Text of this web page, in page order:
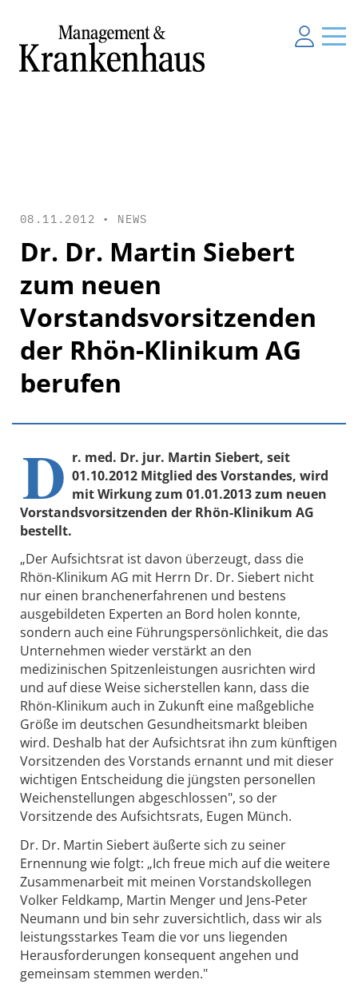
08.11.2012 • NEWS
Dr. Dr. Martin Siebert
zum neuen
Vorstandsvorsitzenden
der Rhön-Klinikum AG
berufen
D r. med. Dr. jur. Martin Siebert, seit
01.10.2012 Mitglied des Vorstandes, wird
mit Wirkung zum 01.01.2013 zum neuen
Vorstandsvorsitzenden der Rhön-Klinikum AG
bestellt.
„Der Aufsichtsrat ist davon überzeugt, dass die
Rhön-Klinikum AG mit Herrn Dr. Dr. Siebert nicht
nur einen branchenerfahrenen und bestens
ausgebildeten Experten an Bord holen konnte,
sondern auch eine Führungspersönlichkeit, die das
Unternehmen wieder verstärkt an den
medizinischen Spitzenleistungen ausrichten wird
und auf diese Weise sicherstellen kann, dass die
Rhön-Klinikum auch in Zukunft eine maßgebliche
Größe im deutschen Gesundheitsmarkt bleiben
wird. Deshalb hat der Aufsichtsrat ihn zum künftigen
Vorsitzenden des Vorstands ernannt und mit dieser
wichtigen Entscheidung die jüngsten personellen
Weichenstellungen abgeschlossen", so der
Vorsitzende des Aufsichtsrats, Eugen Münch.
Dr. Dr. Martin Siebert äußerte sich zu seiner
Ernennung wie folgt: „Ich freue mich auf die weitere
Zusammenarbeit mit meinen Vorstandskollegen
Volker Feldkamp, Martin Menger und Jens‐Peter
Neumann und bin sehr zuversichtlich, dass wir als
leistungsstarkes Team die vor uns liegenden
Herausforderungen konsequent angehen und
gemeinsam stemmen werden."